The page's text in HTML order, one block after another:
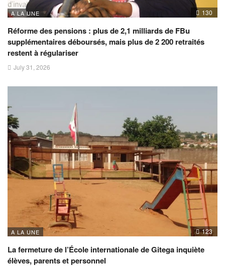
A LA UNE 130
Réforme des pensions : plus de 2,1 milliards de FBu
supplémentaires déboursés, mais plus de 2 200 retraités
restent à régulariser
July 31, 2026
A LA UNE 123
La fermeture de l’École internationale de Gitega inquiète
élèves, parents et personnel